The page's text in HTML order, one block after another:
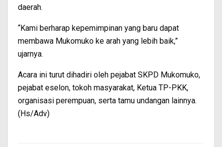
daerah.
“Kami berharap kepemimpinan yang baru dapat
membawa Mukomuko ke arah yang lebih baik,”
ujarnya.
Acara ini turut dihadiri oleh pejabat SKPD Mukomuko,
pejabat eselon, tokoh masyarakat, Ketua TP-PKK,
organisasi perempuan, serta tamu undangan lainnya.
(Hs/Adv)